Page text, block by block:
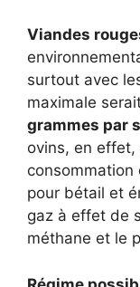
Viandes
surtout avec
maximale
grammes par
ovins, en
consommation
pour bétail et
gaz à effet de
méthane et le